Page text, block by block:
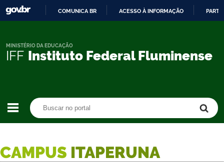
CONTEÚDO
COMUNICA BR ACESSO À INFORMAÇÃO
IFF Instituto Federal Fluminense
MINISTÉRIO DA EDUCAÇÃO
CAMPUS ITAPERUNA